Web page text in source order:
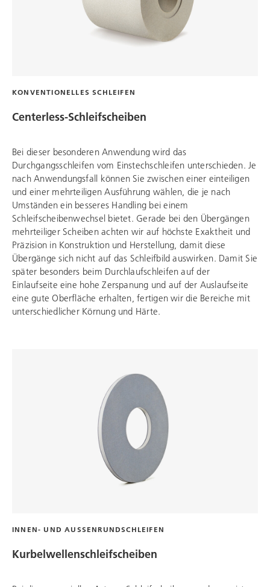
KONVENTIONELLES SCHLEIFEN
Centerless-Schleifscheiben
Bei dieser besonderen Anwendung wird das
Durchgangsschleifen vom Einstechschleifen unterschieden. Je
nach Anwendungsfall können Sie zwischen einer einteiligen
und einer mehrteiligen Ausführung wählen, die je nach
Umständen ein besseres Handling bei einem
Schleifscheibenwechsel bietet. Gerade bei den Übergängen
mehrteiliger Scheiben achten wir auf höchste Exaktheit und
Präzision in Konstruktion und Herstellung, damit diese
Übergänge sich nicht auf das Schleifbild auswirken. Damit Sie
später besonders beim Durchlaufschleifen auf der
Einlaufseite eine hohe Zerspanung und auf der Auslaufseite
eine gute Oberfläche erhalten, fertigen wir die Bereiche mit
unterschiedlicher Körnung und Härte.
INNEN- UND AUSSENRUNDSCHLEIFEN
Kurbelwellenschleifscheiben